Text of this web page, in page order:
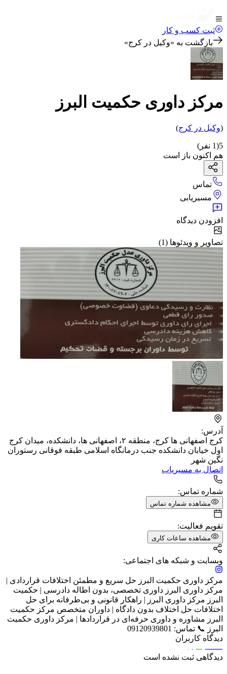
ثبت کسب و کار
بازگشت به «وکیل در کرج»
مرکز داوری حکمیت البرز
(وکیل در کرج)
5
(
1 نفر)
هم اکنون باز است
تماس
مسیریابی
افزودن دیدگاه
تصاویر و ویدئوها (1)
آدرس:
کرج اصفهانی ها کرج، منطقه ۲، اصفهانی ها، دانشکده، ​میدان کرج
اول خیابان دانشکده جنب درمانگاه اسلامی طبقه فوقانی رستوران
نگین شهر
اتصال به مسیریاب
شماره تماس:
مشاهده شماره تماس
تقویم فعالیت:
مشاهده ساعات کاری
وبسایت و شبکه های اجتماعی:
مرکز داوری حکمیت البرز حل سریع و مطمئن اختلافات قراردادی |
مرکز داوری البرز داوری تخصصی، بدون اطاله دادرسی | حکمیت
البرز مرکز داوری البرز | راهکار قانونی و بی‌طرفانه برای حل
اختلافات حل اختلاف بدون دادگاه | داوران متخصص مرکز حکمیت
البرز مشاوره و داوری حرفه‌ای در قراردادها | مرکز داوری حکمیت
البرز 📞 تماس: 09120939801
دیدگاه کاربران
دیدگاهی ثبت نشده است